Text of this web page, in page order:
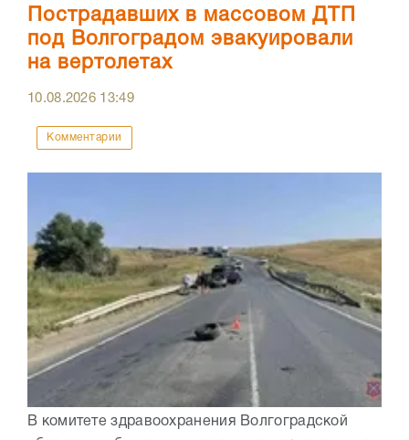
Пострадавших в массовом ДТП
под Волгоградом эвакуировали
на вертолетах
10.08.2026 13:49
Комментарии
В комитете здравоохранения Волгоградской